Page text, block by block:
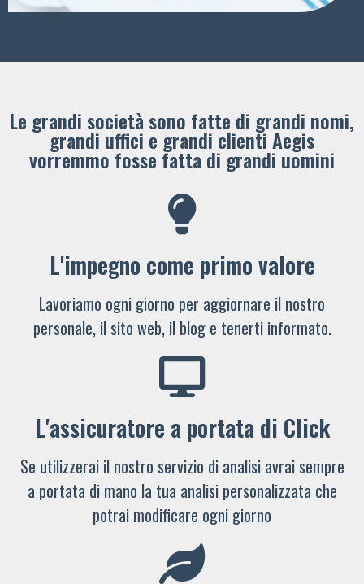
Le grandi società sono fatte di grandi nomi,
grandi uffici e grandi clienti ​Aegis
vorremmo fosse fatta di grandi uomini
L'impegno come primo valore
Lavoriamo ogni giorno per aggiornare il nostro
personale, il sito web, il blog e tenerti informato.
L'assicuratore a portata di Click
Se utilizzerai il nostro servizio di analisi avrai sempre
a portata di mano la tua analisi personalizzata che
potrai modificare ogni giorno